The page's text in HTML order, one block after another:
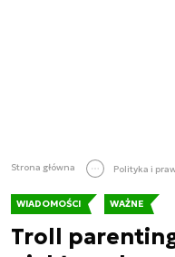
Strona główna Polityka i
WIADOMOŚCI WAŻNE
Troll